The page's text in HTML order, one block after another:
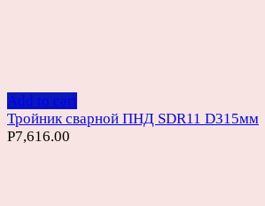
Add to cart
Тройник сварной ПНД SDR11 D315мм
Р7,616.00